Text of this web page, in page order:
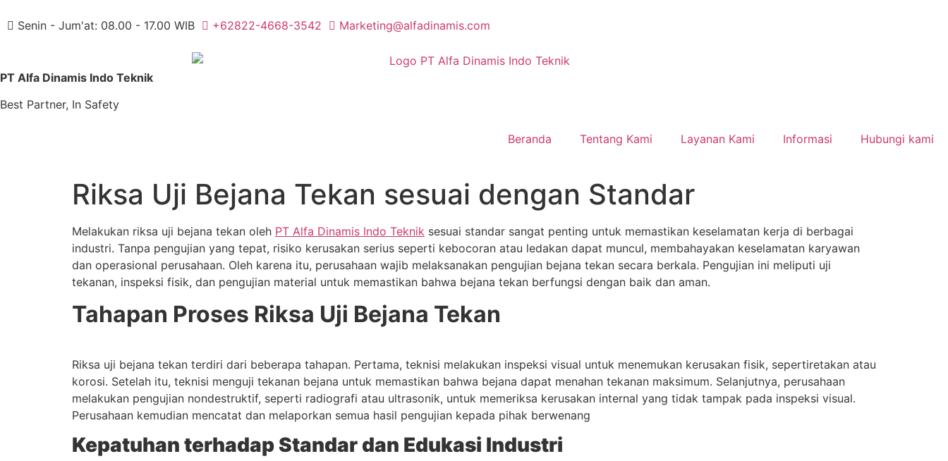
Senin - Jum'at: 08.00 - 17.00 WIB +62822-4668-3542 Marketing@alfadinamis.com
PT Alfa Dinamis Indo Teknik
Best Partner, In Safety
Beranda Tentang Kami Layanan Kami Informasi Hubungi kami
Riksa Uji Bejana Tekan sesuai dengan Standar
Melakukan riksa uji bejana tekan oleh PT Alfa Dinamis Indo Teknik sesuai standar sangat penting untuk memastikan keselamatan kerja di berbagai
industri. Tanpa pengujian yang tepat, risiko kerusakan serius seperti kebocoran atau ledakan dapat muncul, membahayakan keselamatan karyawan
dan operasional perusahaan. Oleh karena itu, perusahaan wajib melaksanakan pengujian bejana tekan secara berkala. Pengujian ini meliputi uji
tekanan, inspeksi fisik, dan pengujian material untuk memastikan bahwa bejana tekan berfungsi dengan baik dan aman.
Tahapan Proses Riksa Uji Bejana Tekan
Riksa uji bejana tekan terdiri dari beberapa tahapan. Pertama, teknisi melakukan inspeksi visual untuk menemukan kerusakan fisik, sepertiretakan atau
korosi. Setelah itu, teknisi menguji tekanan bejana untuk memastikan bahwa bejana dapat menahan tekanan maksimum. Selanjutnya, perusahaan
melakukan pengujian nondestruktif, seperti radiografi atau ultrasonik, untuk memeriksa kerusakan internal yang tidak tampak pada inspeksi visual.
Perusahaan kemudian mencatat dan melaporkan semua hasil pengujian kepada pihak berwenang
Kepatuhan terhadap Standar dan Edukasi Industri